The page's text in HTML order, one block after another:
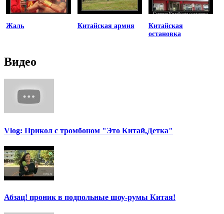
Жаль Китайская армия
Китайская
остановка
Видео
Vlog: Прикол с тромбоном "Это Китай,Детка"
Абзац! проник в подпольные шоу-румы Китая!